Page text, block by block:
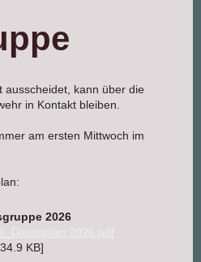
ausscheidet, kann über die
in Kontakt bleiben.
am ersten Mittwoch im
2026
KB]